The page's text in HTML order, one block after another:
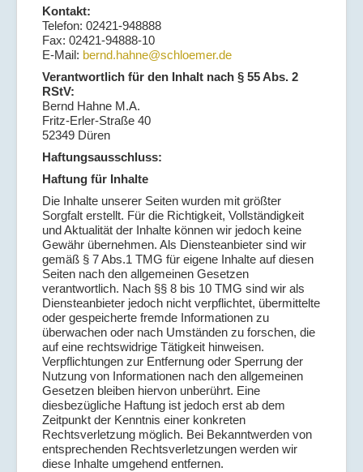
Kontakt:
Telefon: 02421-948888
Fax: 02421-94888-10
E-Mail: bernd.hahne@schloemer.de
Verantwortlich für den Inhalt nach § 55 Abs. 2
RStV:
Bernd Hahne M.A.
Fritz-Erler-Straße 40
52349 Düren
Haftungsausschluss:
Haftung für Inhalte
Die Inhalte unserer Seiten wurden mit größter
Sorgfalt erstellt. Für die Richtigkeit, Vollständigkeit
und Aktualität der Inhalte können wir jedoch keine
Gewähr übernehmen. Als Diensteanbieter sind wir
gemäß § 7 Abs.1 TMG für eigene Inhalte auf diesen
Seiten nach den allgemeinen Gesetzen
verantwortlich. Nach §§ 8 bis 10 TMG sind wir als
Diensteanbieter jedoch nicht verpflichtet, übermittelte
oder gespeicherte fremde Informationen zu
überwachen oder nach Umständen zu forschen, die
auf eine rechtswidrige Tätigkeit hinweisen.
Verpflichtungen zur Entfernung oder Sperrung der
Nutzung von Informationen nach den allgemeinen
Gesetzen bleiben hiervon unberührt. Eine
diesbezügliche Haftung ist jedoch erst ab dem
Zeitpunkt der Kenntnis einer konkreten
Rechtsverletzung möglich. Bei Bekanntwerden von
entsprechenden Rechtsverletzungen werden wir
diese Inhalte umgehend entfernen.